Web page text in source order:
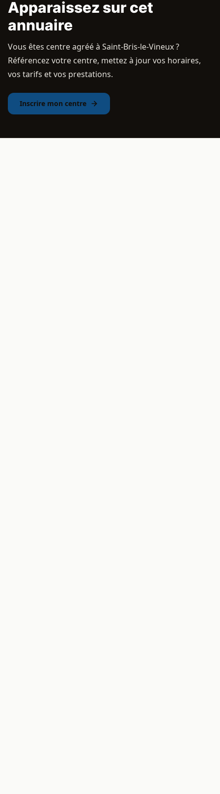
Apparaissez sur cet
annuaire
Vous êtes centre agréé à Saint-Bris-le-Vineux ?
Référencez votre centre, mettez à jour vos horaires,
vos tarifs et vos prestations.
Inscrire mon centre